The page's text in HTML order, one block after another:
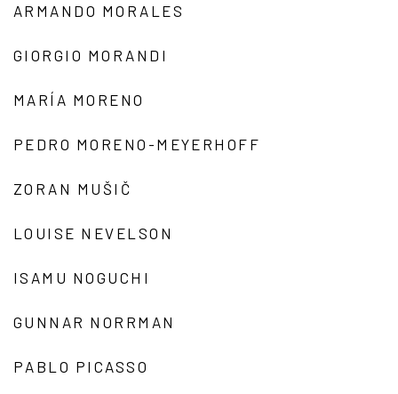
ARMANDO MORALES
GIORGIO MORANDI
MARÍA MORENO
PEDRO MORENO-MEYERHOFF
ZORAN MUŠIČ
LOUISE NEVELSON
ISAMU NOGUCHI
GUNNAR NORRMAN
PABLO PICASSO